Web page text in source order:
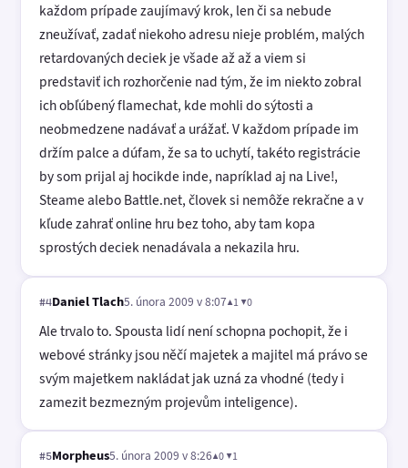
každom prípade zaujímavý krok, len či sa nebude
zneužívať, zadať niekoho adresu nieje problém, malých
retardovaných deciek je všade až až a viem si
predstaviť ich rozhorčenie nad tým, že im niekto zobral
ich obľúbený flamechat, kde mohli do sýtosti a
neobmedzene nadávať a urážať. V každom prípade im
držím palce a dúfam, že sa to uchytí, takéto registrácie
by som prijal aj hocikde inde, napríklad aj na Live!,
Steame alebo Battle.net, človek si nemôže rekračne a v
kľude zahrať online hru bez toho, aby tam kopa
sprostých deciek nenadávala a nekazila hru.
#4Daniel Tlach5. února 2009 v 8:07▲1 ▼0
Ale trvalo to. Spousta lidí není schopna pochopit, že i
webové stránky jsou něčí majetek a majitel má právo se
svým majetkem nakládat jak uzná za vhodné (tedy i
zamezit bezmezným projevům inteligence).
#5Morpheus5. února 2009 v 8:26▲0 ▼1